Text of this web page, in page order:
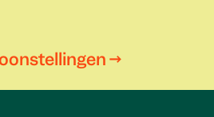
→